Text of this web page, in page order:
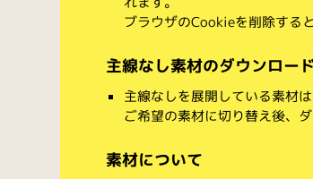
ブラウザのCookieを削除する
主線なし素材のダウンロー
主線なしを展開している素材
ご希望の素材に切り替え後、
素材について